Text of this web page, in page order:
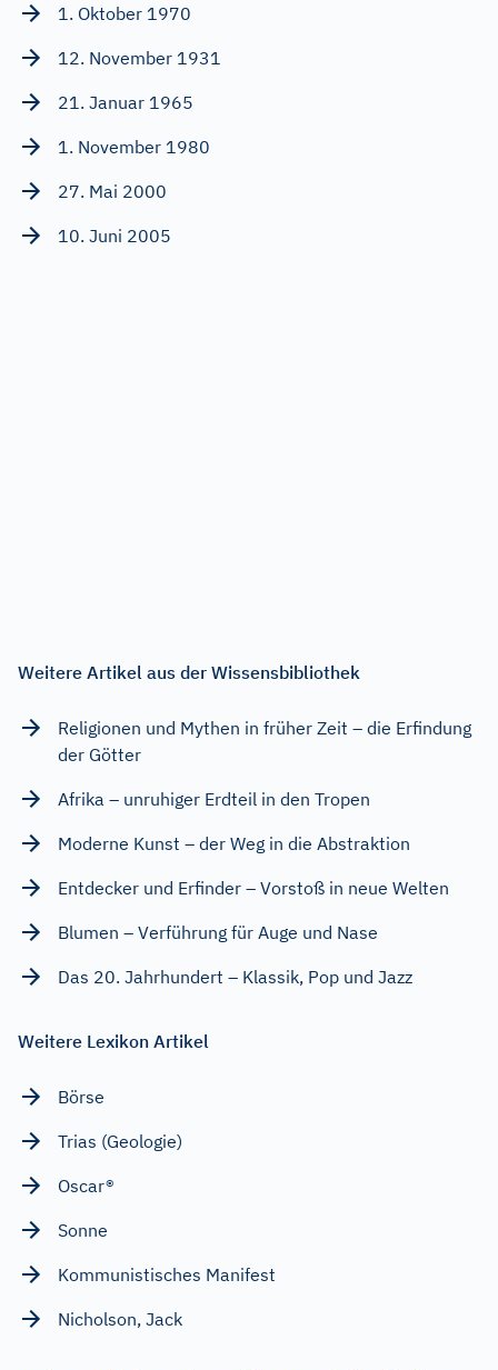
1. Oktober 1970
12. November 1931
21. Januar 1965
1. November 1980
27. Mai 2000
10. Juni 2005
Weitere Artikel aus der Wissensbibliothek
Religionen und Mythen in früher Zeit – die Erfindung
der Götter
Afrika – unruhiger Erdteil in den Tropen
Moderne Kunst – der Weg in die Abstraktion
Entdecker und Erfinder – Vorstoß in neue Welten
Blumen – Verführung für Auge und Nase
Das 20. Jahrhundert – Klassik, Pop und Jazz
Weitere Lexikon Artikel
Börse
Trias (Geologie)
Oscar®
Sonne
Kommunistisches Manifest
Nicholson, Jack